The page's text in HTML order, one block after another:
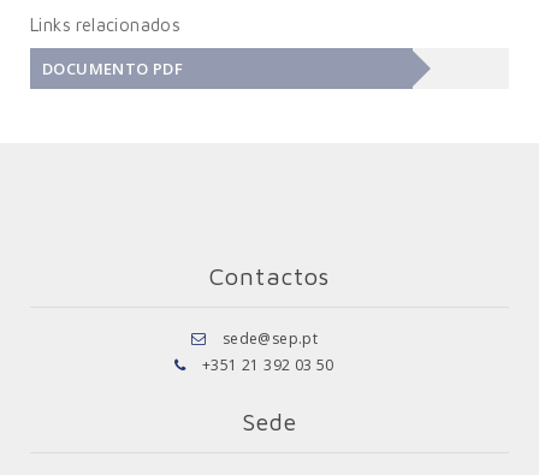
Links relacionados
DOCUMENTO PDF
Contactos
sede@sep.pt
+351 21 392 03 50
Sede